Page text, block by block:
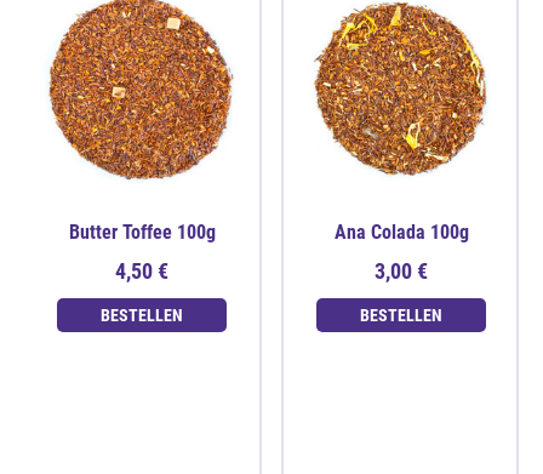
Butter Toffee 100g
4,50 €
BESTELLEN
Ana Colada 100g
3,00 €
BESTELLEN